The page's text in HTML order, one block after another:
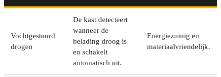
Vochtgestuurd
drogen
De kast detecteert
wanneer de
belading droog is
en schakelt
automatisch uit.
Energiezuinig en
materiaalvriendelijk.